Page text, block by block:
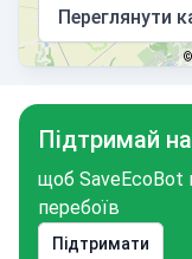
Переглянути
©
Підтримай
щоб SaveEcoBot
перебоїв
Підтримати